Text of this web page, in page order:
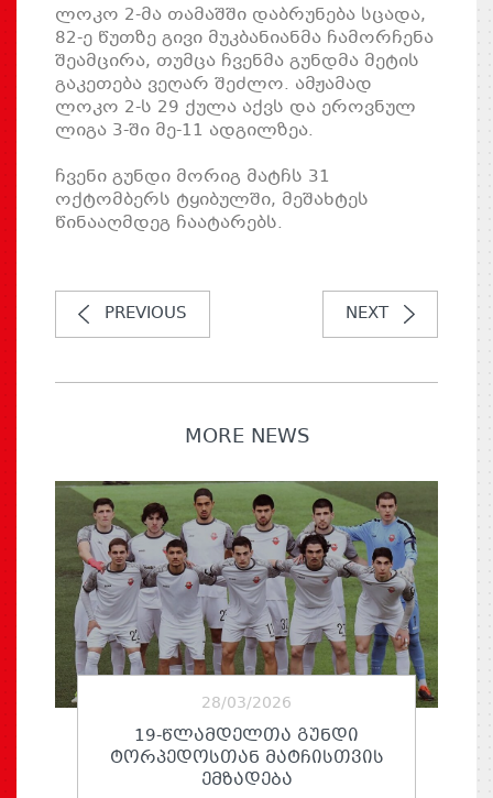
ლოკო 2-მა თამაშში დაბრუნება სცადა,
82-ე წუთზე გივი მუკბანიანმა ჩამორჩენა
შეამცირა, თუმცა ჩვენმა გუნდმა მეტის
გაკეთება ვეღარ შეძლო. ამჟამად
ლოკო 2-ს 29 ქულა აქვს და ეროვნულ
ლიგა 3-ში მე-11 ადგილზეა.
ჩვენი გუნდი მორიგ მატჩს 31
ოქტომბერს ტყიბულში, მეშახტეს
წინააღმდეგ ჩაატარებს.
PREVIOUS NEXT
MORE NEWS
28/03/2026
19-ᲬᲚᲐᲛᲓᲔᲚᲗᲐ ᲒᲣᲜᲓᲘ
ᲢᲝᲠᲞᲔᲓᲝᲡᲗᲐᲜ ᲛᲐᲢᲩᲘᲡᲗᲕᲘᲡ
ᲔᲛᲖᲐᲓᲔᲑᲐ